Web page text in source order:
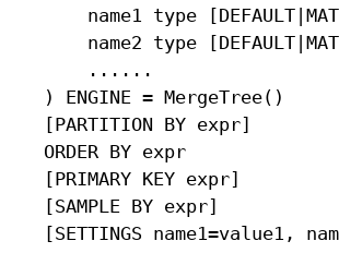
name1 type
name2 type
    ......
) ENGINE = MergeTree()
[PARTITION BY expr]
ORDER BY expr
[PRIMARY KEY expr]
[SAMPLE BY expr]